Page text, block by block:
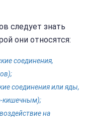
следует знать
они относятся:
соединения,
соединения или яды,
кишечным);
на